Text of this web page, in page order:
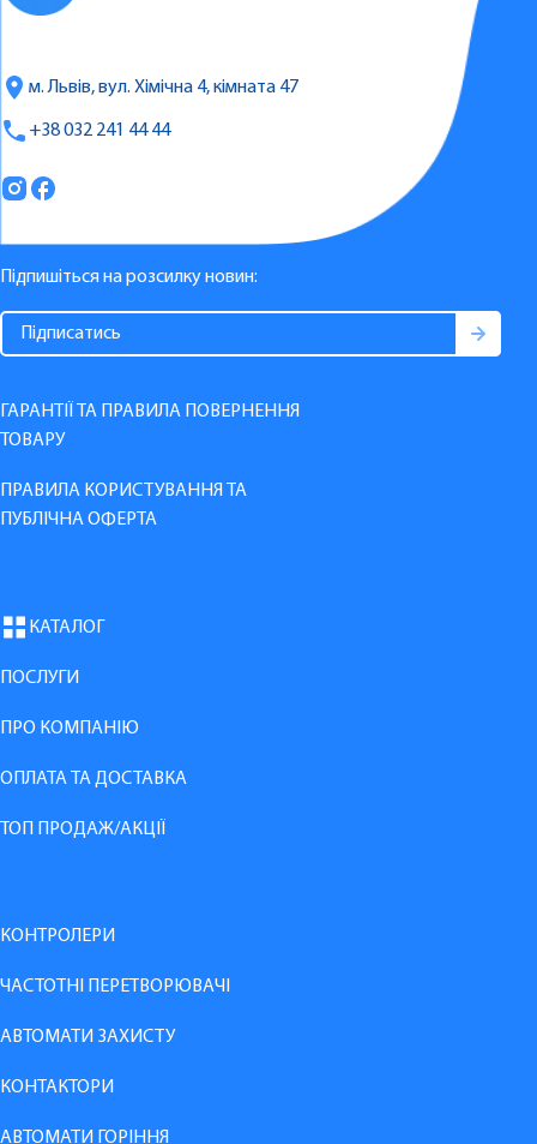
м. Львів, вул. Хімічна 4, кімната 47
+38 032 241 44 44
Підпишіться на розсилку новин:
ГАРАНТІЇ ТА ПРАВИЛА ПОВЕРНЕННЯ
ТОВАРУ
ПРАВИЛА КОРИСТУВАННЯ ТА
ПУБЛІЧНА ОФЕРТА
КАТАЛОГ
ПОСЛУГИ
ПРО КОМПАНІЮ
ОПЛАТА ТА ДОСТАВКА
ТОП ПРОДАЖ/АКЦІЇ
КОНТРОЛЕРИ
ЧАСТОТНІ ПЕРЕТВОРЮВАЧІ
АВТОМАТИ ЗАХИСТУ
КОНТАКТОРИ
АВТОМАТИ ГОРІННЯ